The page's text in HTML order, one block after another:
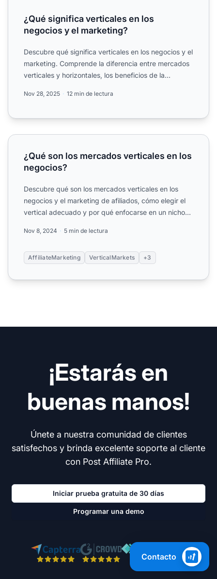
¿Qué significa verticales en los
negocios y el marketing?
Descubre qué significa verticales en los negocios y el
marketing. Comprende la diferencia entre mercados
verticales y horizontales, los beneficios de la
Nov 28, 2025 12 min de lectura
¿Qué son los mercados verticales en los negocios?
¿Qué son los mercados verticales en los
negocios?
Descubre qué son los mercados verticales en los
negocios y el marketing de afiliados, cómo elegir el
vertical adecuado y por qué enfocarse en un nicho
Nov 8, 2024 5 min de lectura
AffiliateMarketing VerticalMarkets +3
¡Estarás en
buenas manos!
Únete a nuestra comunidad de clientes
satisfechos y brinda excelente soporte al cliente
con Post Affiliate Pro.
Iniciar prueba gratuita de 30 días
Programar una demo
Contacto